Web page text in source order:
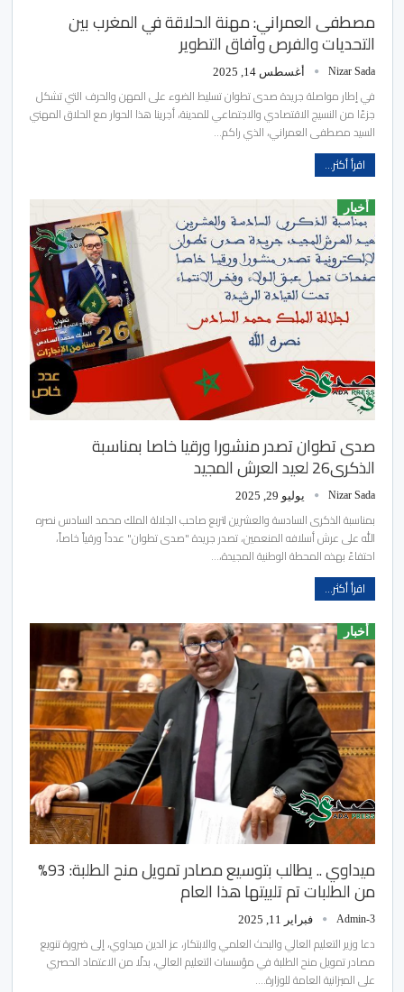
مصطفى العمراني: مهنة الحلاقة في المغرب بين
التحديات والفرص وآفاق التطوير
Nizar Sada أغسطس 14, 2025
في إطار مواصلة جريدة صدى تطوان تسليط الضوء على المهن والحرف التي تشكل
جزءًا من النسيج الاقتصادي والاجتماعي للمدينة، أجرينا هذا الحوار مع الحلاق المهني
السيد مصطفى العمراني، الذي راكم…
اقرأ أكثر...
أخبار
صدى تطوان تصدر منشورا ورقيا خاصا بمناسبة
الذكرى26 لعيد العرش المجيد
Nizar Sada يوليو 29, 2025
بمناسبة الذكرى السادسة والعشرين لتربع صاحب الجلالة الملك محمد السادس نصره
الله على عرش أسلافه المنعمين، تصدر جريدة "صدى تطوان" عدداً ورقياً خاصاً،
احتفاءً بهذه المحطة الوطنية المجيدة،…
اقرأ أكثر...
أخبار
ميداوي .. يطالب بتوسيع مصادر تمويل منح الطلبة: 93%
من الطلبات تم تلبيتها هذا العام
Admin-3 فبراير 11, 2025
دعا وزير التعليم العالي والبحث العلمي والابتكار، عز الدين ميداوي، إلى ضرورة تنويع
مصادر تمويل منح الطلبة في مؤسسات التعليم العالي، بدلًا من الاعتماد الحصري
على الميزانية العامة للوزارة.…